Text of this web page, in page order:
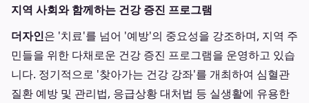
지역 사회와 함께하는 건강 증진 프로그램
더자인은 '치료'를 넘어 '예방'의 중요성을 강조하며, 지역 주
민들을 위한 다채로운 건강 증진 프로그램을 운영하고 있습
니다. 정기적으로 '찾아가는 건강 강좌'를 개최하여 심혈관
질환 예방 및 관리법, 응급상황 대처법 등 실생활에 유용한